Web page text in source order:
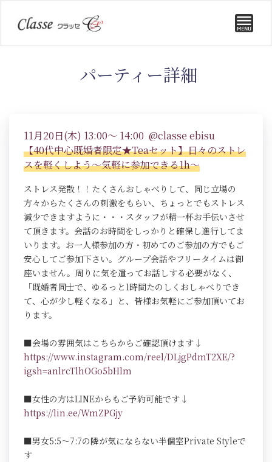
パーティー詳細
11月20日(木) 13:00～ 14:00 @classe ebisu
【40代中心既婚者限定★Teaセット】日々のストレ
スを軽くしよう～気軽に参加できる1h～
ストレス発散！！たくさんおしゃべりして、同じ立場の
方々からたくさんの刺激をもらい、ちょっとでもストレス
減少できますように・・・スタッフが精一杯お手伝いさせ
て頂きます。会話のお時間をしっかりと確保し進行してま
いります。お一人様参加の方・初めてのご参加の方でもご
安心してご参加下さい。グループ会話やフリータイムは御
座いません。周りに気を遣ってお話しする必要がなく、
「既婚者同士で、ゆるっと1時間たのしくおしゃべりでき
て、心が少し軽くなる」と、皆様お気軽にご参加頂いてお
ります。
■会場の雰囲気はこちらからご確認頂けます↓
https://www.instagram.com/reel/DLjgPdmT2XE/?
igsh=anlrcTlhOGo5bHlm
■女性の方はLINEからもご予約可能です↓
https://lin.ee/WmZPGjy
■男女5:5～7:7の隣が気にならない半個室Private Styleで
す